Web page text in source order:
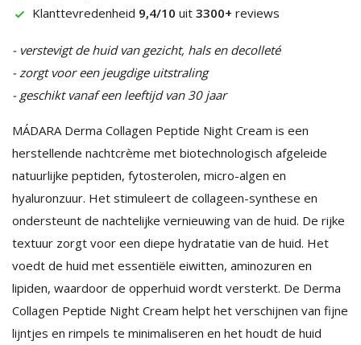
Klanttevredenheid 9,4/10 uit 3300+ reviews
- verstevigt de huid van gezicht, hals en decolleté
- zorgt voor een jeugdige uitstraling
- geschikt vanaf een leeftijd van 30 jaar
MÁDARA Derma Collagen Peptide Night Cream is een
herstellende nachtcrème met biotechnologisch afgeleide
natuurlijke peptiden, fytosterolen, micro-algen en
hyaluronzuur. Het stimuleert de collageen-synthese en
ondersteunt de nachtelijke vernieuwing van de huid. De rijke
textuur zorgt voor een diepe hydratatie van de huid. Het
voedt de huid met essentiële eiwitten, aminozuren en
lipiden, waardoor de opperhuid wordt versterkt. De Derma
Collagen Peptide Night Cream helpt het verschijnen van fijne
lijntjes en rimpels te minimaliseren en het houdt de huid